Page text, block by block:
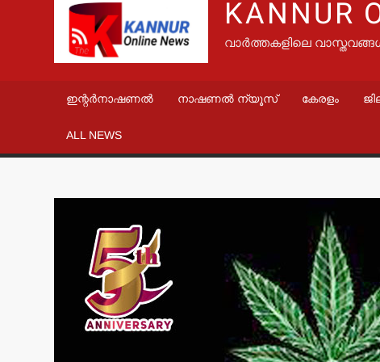
KANNUR
വാർത്തകളിലെ
ഇന്റർനാഷണൽ നാഷണൽ ന്യൂസ് കേരളം
ALL NEWS